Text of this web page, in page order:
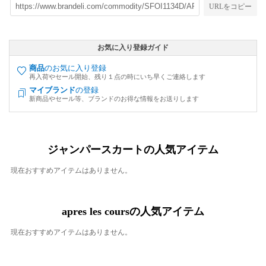
URLをコピー
お気に入り登録ガイド
商品のお気に入り登録
再入荷やセール開始、残り１点の時にいち早くご連絡します
マイブランドの登録
新商品やセール等、ブランドのお得な情報をお送りします
ジャンパースカートの人気アイテム
現在おすすめアイテムはありません。
apres les coursの人気アイテム
現在おすすめアイテムはありません。